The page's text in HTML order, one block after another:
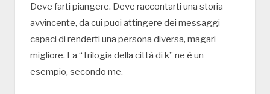
Deve farti piangere. Deve raccontarti una storia
avvincente, da cui puoi attingere dei messaggi
capaci di renderti una persona diversa, magari
migliore. La “Trilogia della città di k” ne è un
esempio, secondo me.